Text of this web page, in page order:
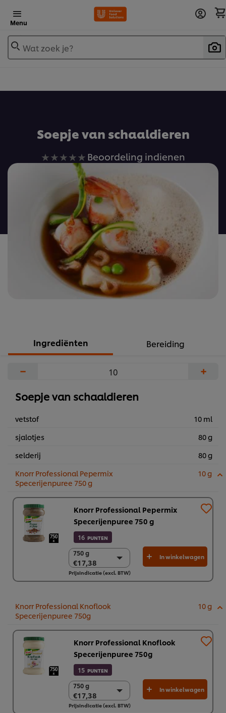
Menu
Wat zoek je?
Soepje van schaaldieren
Geen
ingediend
voor
deze
recipe
Beoordeling indienen
Ingrediënten Bereiding
− +
Soepje van schaaldieren
vetstof
10 ml
sjalotjes
80 g
selderij
80 g
Knorr Professional Pepermix
Specerijenpuree 750 g
10 g
Knorr Professional Pepermix
Specerijenpuree 750 g
16 PUNTEN
750 g
€17,38
750 g
€17,38
2 x 750g
In winkelwagen
Prijsindicatie (excl. BTW)
Knorr Professional Knoflook
Specerijenpuree 750g
10 g
Knorr Professional Knoflook
Specerijenpuree 750g
15 PUNTEN
750 g
€17,38
750 g
€17,38
2 x 750g
In winkelwagen
Prijsindicatie (excl. BTW)